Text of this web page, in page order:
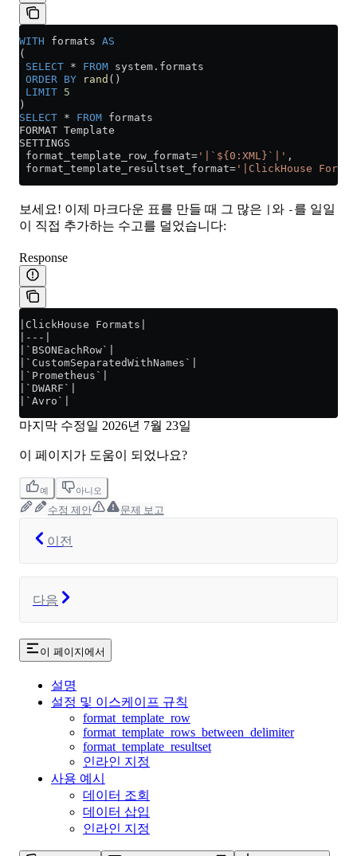
WITH formats AS
(
SELECT * FROM system . formats
ORDER BY rand ()
LIMIT 5
)
SELECT * FROM formats
FORMAT Template
SETTINGS
format_template_row_format= '|`${0:XML}`|' ,
format_template_resultset_format= '|ClickHouse
보세요! 이제 마크다운 표를 만들 때 그 많은 와 - 를 일일
이 직접 추가하는 수고를 덜었습니다:
Response
|ClickHouse Formats|
|---|
|`BSONEachRow`|
|`CustomSeparatedWithNames`|
|`Prometheus`|
|`DWARF`|
|`Avro`|
마지막 수정일 2026년 7월 23일
이 페이지가 도움이 되었나요?
예 아니오
수정 제안 문제 보고
이전
다음
이 페이지에서
설명
설정 및 이스케이프 규칙
format_template_row
format_template_rows_between_delimiter
format_template_resultset
인라인 지정
사용 예시
데이터 조회
데이터 삽입
인라인 지정